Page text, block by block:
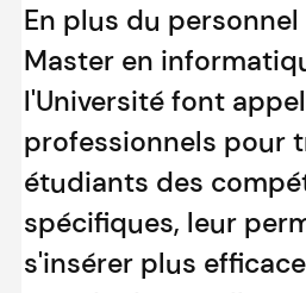
En plus du
Master en
l'Université font
professionnels pour
étudiants des
spécifiques, leur
s'insérer plus